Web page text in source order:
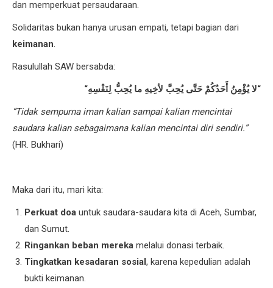
dan memperkuat persaudaraan.
Solidaritas bukan hanya urusan empati, tetapi bagian dari
keimanan
Rasulullah SAW bersabda:
“لا يُؤْمِنُ أَحَدُكُمْ حَتَّى يُحِبَّ لأخِيهِ ما يُحِبُّ لِنَفْسِهِ“
“Tidak sempurna iman kalian sampai kalian mencintai
saudara kalian sebagaimana kalian mencintai diri sendiri.”
(HR. Bukhari)
Maka dari itu, mari kita:
Perkuat doa untuk saudara-saudara kita di Aceh, Sumbar,
dan Sumut.
Ringankan beban mereka melalui donasi terbaik.
Tingkatkan kesadaran sosial, karena kepedulian adalah
bukti keimanan.